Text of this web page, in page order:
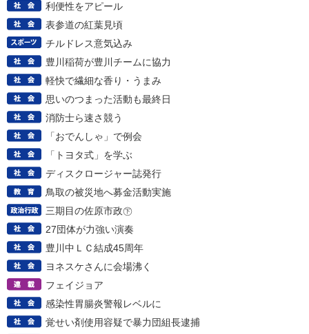
利便性をアピール
表参道の紅葉見頃
チルドレス意気込み
豊川稲荷が豊川チームに協力
軽快で繊細な香り・うまみ
思いのつまった活動も最終日
消防士ら速さ競う
「おでんしゃ」で例会
「トヨタ式」を学ぶ
ディスクロージャー誌発行
鳥取の被災地へ募金活動実施
三期目の佐原市政㊦
27団体が力強い演奏
豊川中ＬＣ結成45周年
ヨネスケさんに会場沸く
フェイジョア
感染性胃腸炎警報レベルに
覚せい剤使用容疑で暴力団組長逮捕